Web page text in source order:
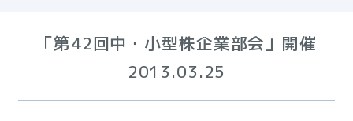
「第42回中・小型株企業部会」開催
2013.03.25